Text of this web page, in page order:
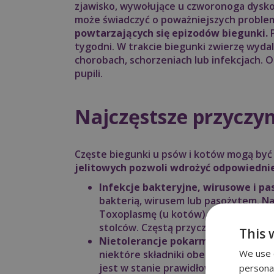
zjawisko, wywołujące u czworonoga
może świadczyć o poważniejszych
powtarzających się epizodów biegunki.
tygodni. W trakcie biegunki zwierzę
chorobach, schorzeniach lub infekcjach.
pupili.
Najczęstsze
Częste biegunki u psów i kotów mogą
jelitowych pozwoli wdrożyć
Infekcje bakteryjne, wirusowe i
bakterią, wirusem lub pasożytem.
Toxoplasmę (u kotów). Obecność
stolców. Częstą przyczyną
Nietolerancje pokarmowe i alergie
niektóre składniki obecne w diecie
jest w stanie prawidłowo go
This
We